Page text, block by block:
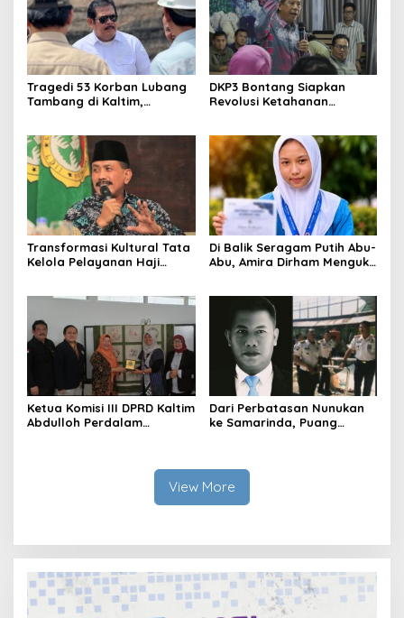
Tragedi 53 Korban Lubang
Tambang di Kaltim,
DKP3 Bontang Siapkan
Revolusi Ketahanan
Transformasi Kultural Tata
Kelola Pelayanan Haji
Di Balik Seragam Putih Abu-
Abu, Amira Dirham Mengukir
Ketua Komisi III DPRD Kaltim
Abdulloh Perdalam
Dari Perbatasan Nunukan
ke Samarinda, Puang
View More